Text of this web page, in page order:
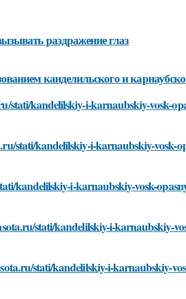
раздражение глаз
канделильского и
kandelilskiy-i-karnaubskiy-vosk-
stati/kandelilskiy-i-karnaubskiy-vosk-
kandelilskiy-i-karnaubskiy-vosk-
stati/kandelilskiy-i-karnaubskiy-
stati/kandelilskiy-i-karnaubskiy-